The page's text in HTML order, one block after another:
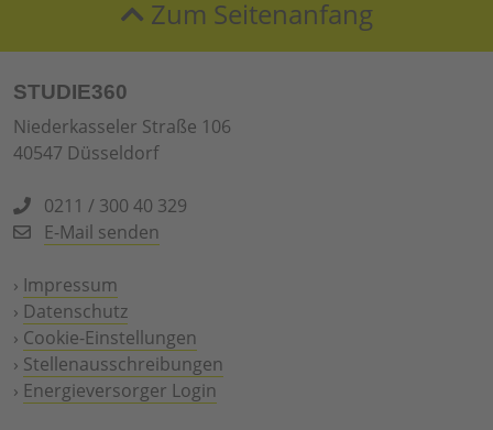
Zum Seitenanfang
STUDIE360
Niederkasseler Straße 106
40547 Düsseldorf
0211 / 300 40 329
E-Mail senden
› Impressum
› Datenschutz
› Cookie-Einstellungen
› Stellenausschreibungen
› Energieversorger Login